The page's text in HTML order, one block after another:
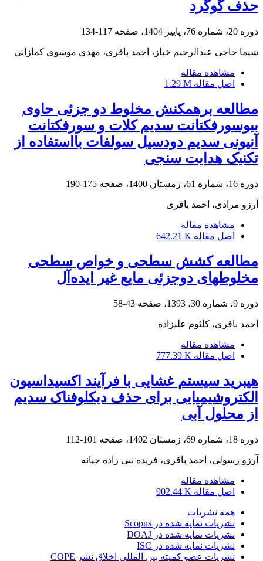
حذف گوگرد
دوره 20، شماره 76، پاییز 1404، صفحه 117-134
شیما حاجی عبدالرحیم خباز، احمد باقری، مهدی موسوی کمازانی
مشاهده مقاله
اصل مقاله 1.29 M
مطالعه برهمکنش مخلوط دو جزئی حاوی
بیوسورفکتانت سدیم کلات و سورفکتانت
آنیونی سدیم دودسیل سولفات بااستفاده از
تکنیک هدایت سنجی
دوره 16، شماره 61، زمستان 1400، صفحه 175-190
آرزو مرادی، احمد باقری
مشاهده مقاله
اصل مقاله 642.21 K
مطالعه کشش سطحی و خواص سطحی
مخلوطهای دوجزئی مایع غیر ایده‌آل
دوره 9، شماره 30، 1393، صفحه 43-58
احمد باقری، کلثوم علیزاده
مشاهده مقاله
اصل مقاله 777.39 K
هیبرید سیستم غشایی با فرآیند اکسیداسیون
الکتروشیمیایی برای حذف دیکلوفناک سدیم
از محلول آبی
دوره 18، شماره 69، زمستان 1402، صفحه 101-112
آرزو رسولی، احمد باقری، فریده نبی زاده چیانه
مشاهده مقاله
اصل مقاله 902.44 K
همه نشریات
نشریات نمایه شده در Scopus
نشریات نمایه شده در DOAJ
نشریات نمایه شده در ISC
نشریات عضو کمیته بین المللی اخلاق نشر COPE